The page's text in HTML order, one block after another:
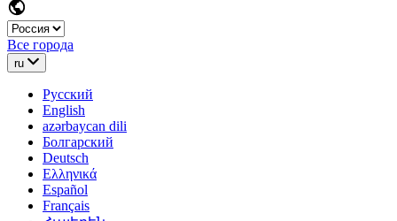
Все города
ru
Русский
English
azərbaycan dili
Болгарский
Deutsch
Ελληνικά
Español
Français